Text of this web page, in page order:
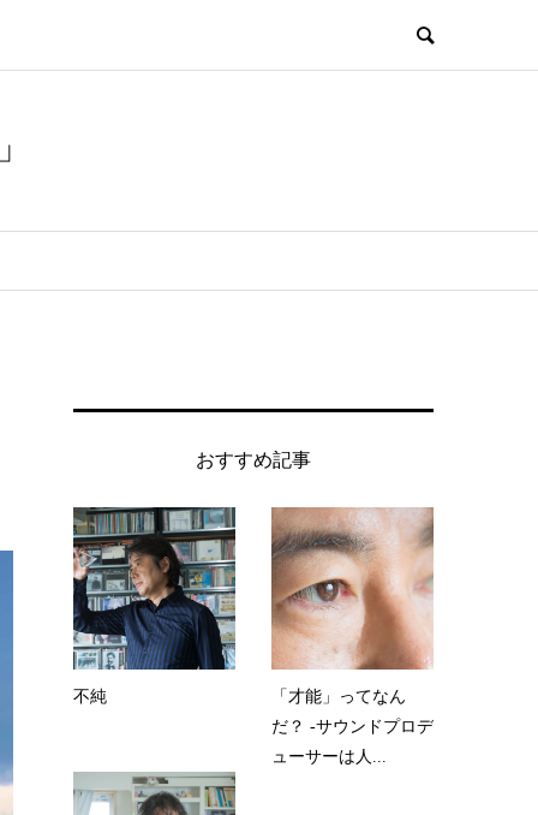
おすすめ記事
不純
「才能」ってなん
だ？ -サウンドプロデ
ューサーは人...